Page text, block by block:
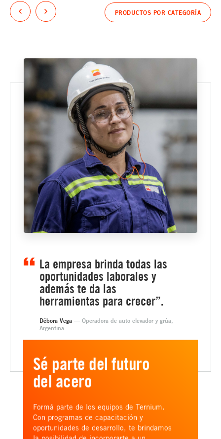
PRODUCTOS POR CATEGORÍA
La empresa brinda todas las
oportunidades laborales y
además te da las
herramientas para crecer”.
Débora Vega — Operadora de auto elevador y grúa,
Argentina
Sé parte del futuro
del acero
Formá parte de los equipos de Ternium.
Con programas de capacitación y
oportunidades de desarrollo, te brindamos